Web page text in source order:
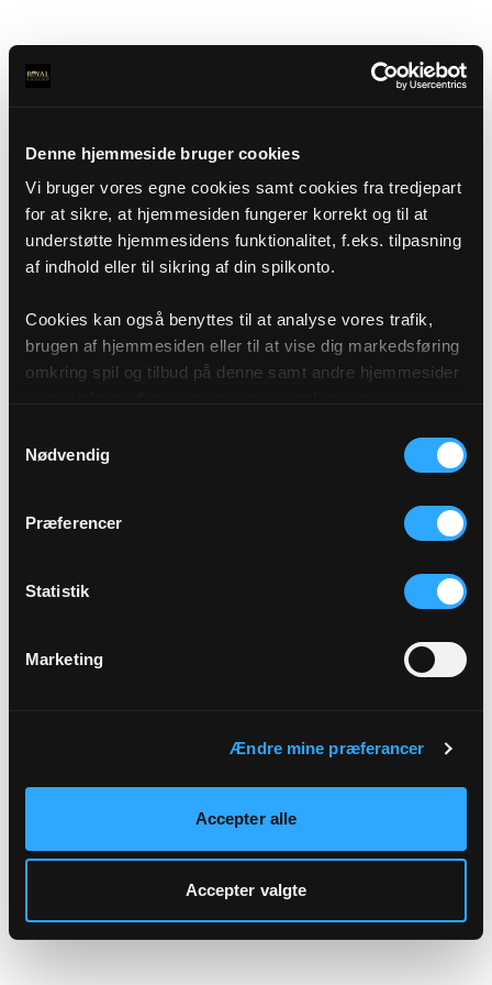
Denne hjemmeside bruger cookies
Vi bruger vores egne cookies samt cookies fra tredjepart
for at sikre, at hjemmesiden fungerer korrekt og til at
understøtte hjemmesidens funktionalitet, f.eks. tilpasning
af indhold eller til sikring af din spilkonto.
Cookies kan også benyttes til at analyse vores trafik,
brugen af hjemmesiden eller til at vise dig markedsføring
omkring spil og tilbud på denne samt andre hjemmesider
af cookies under "Detaljer" eller ved at klikke videre til
vores Cookiepolitik, som du finder i bunden af vores
Nødvendig
Præferencer
Statistik
Marketing
Ændre mine præferancer
Accepter alle
Accepter valgte